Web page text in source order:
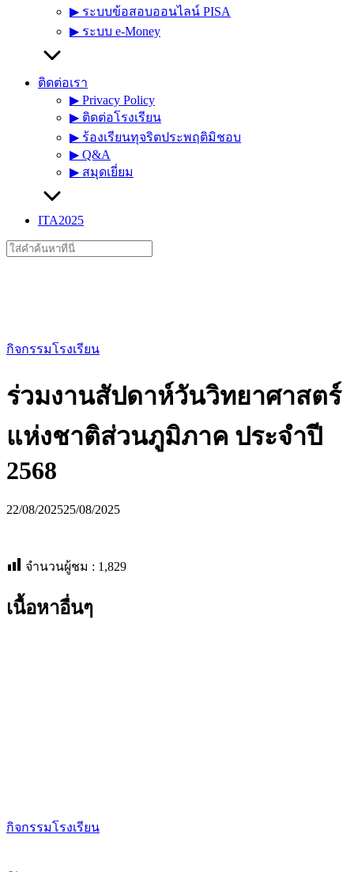
▶︎ ระบบข้อสอบออนไลน์ PISA
▶︎ ระบบ e-Money
ติดต่อเรา
▶︎ Privacy Policy
▶︎ ติดต่อโรงเรียน
▶︎ ร้องเรียนทุจริตประพฤติมิชอบ
▶︎ Q&A
▶︎ สมุดเยี่ยม
ITA2025
Search
for:
กิจกรรมโรงเรียน
ร่วมงานสัปดาห์วันวิทยาศาสตร์
แห่งชาติส่วนภูมิภาค ประจำปี
2568
22/08/202525/08/2025
จำนวนผู้ชม : 1,829
เนื้อหาอื่นๆ
กิจกรรมโรงเรียน